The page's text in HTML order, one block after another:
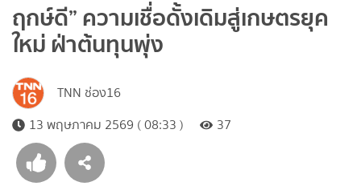
ฤกษ์ดี” ความเชื่อดั้งเดิมสู่เกษตรยุค
ใหม่ ฝ่าต้นทุนพุ่ง
TNN ช่อง16
13 พฤษภาคม 2569 ( 08:33 )
37